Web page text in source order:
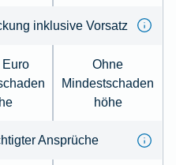
inklusive Vorsatz
Euro
Ohne
Mindestschaden
höhe
Ansprüche